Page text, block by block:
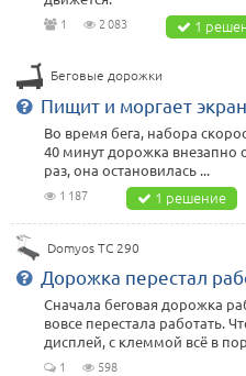
1 2 083 1
Беговые дорожки
Пищит и моргает экран
Во время бега, набора
40 минут дорожка внезапно
раз, она остановилась ...
1 187 1 решение
Domyos TC 290
Дорожка перестал
Сначала беговая дорожка
вовсе перестала работать.
дисплей, с клеммой всё в
1 598